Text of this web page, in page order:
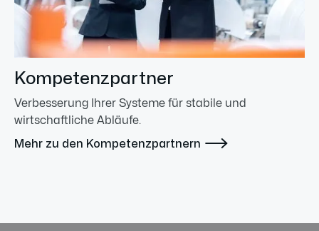
Kompetenzpartner
Verbesserung Ihrer Systeme für stabile und
wirtschaftliche Abläufe.
Mehr zu den Kompetenzpartnern 